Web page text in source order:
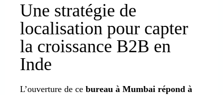
Une stratégie de
localisation pour capter
la croissance B2B en
Inde
L’ouverture de ce bureau à Mumbai répond à